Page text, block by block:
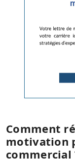
Comment
motivation
commercial